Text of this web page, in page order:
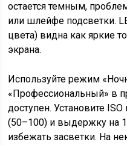
остается темным,
или шлейфе подсветки.
цвета) видна как яркие
экрана.
Используйте режим
«Профессиональный» в
доступен. Установите
(50–100) и выдержку на
избежать засветки. На